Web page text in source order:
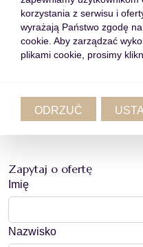
Zapytaj o ofertę
Imię
Nazwisko
korzystania z serwisu i
wyrażają Państwo zgodę
cookie. Aby zarządzać
plikami cookie, prosimy
ODRZUĆ